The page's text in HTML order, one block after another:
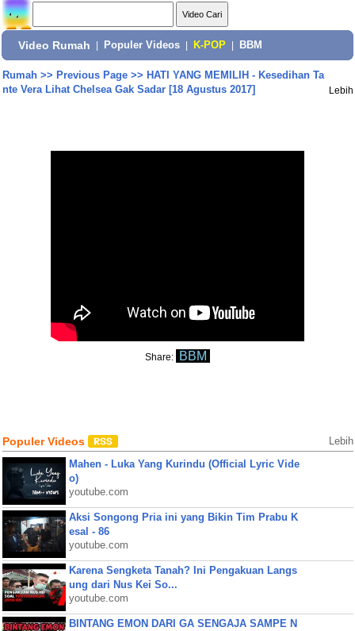
Video Rumah Populer Videos K-POP BBM
Rumah>> Previous Page>> HATI YANG MEMILIH - Kesedihan Ta
nte Vera Lihat Chelsea Gak Sadar [18 Agustus 2017]
Lebih
Share: BBM
Populer Videos Lebih
Mahen - Luka Yang Kurindu (Official Lyric Vide
o)
youtube.com
Aksi Songong Pria ini yang Bikin Tim Prabu K
esal - 86
youtube.com
Karena Sengketa Tanah? Ini Pengakuan Langs
ung dari Nus Kei So...
youtube.com
BINTANG EMON DARI GA SENGAJA SAMPE N